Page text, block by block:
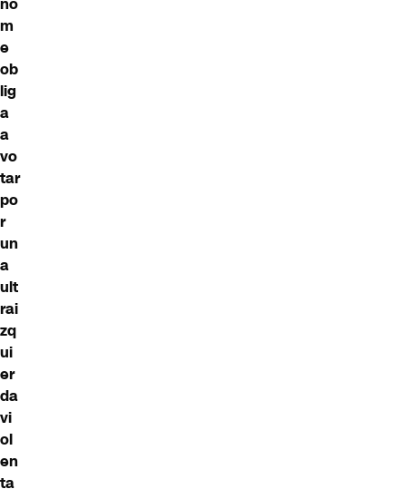
m
e
ob
lig
a
a
vo
tar
po
r
un
a
ult
rai
zq
ui
er
da
vi
ol
en
ta